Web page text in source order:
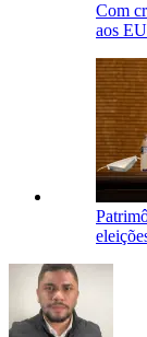
Com
aos